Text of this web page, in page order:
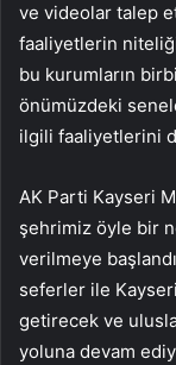
ve videolar talep
faaliyetlerin niteliği
bu kurumların
önümüzdeki
ilgili faaliyetlerini
AK Parti Kayseri
şehrimiz öyle bir
verilmeye
seferler ile
getirecek ve
yoluna devam